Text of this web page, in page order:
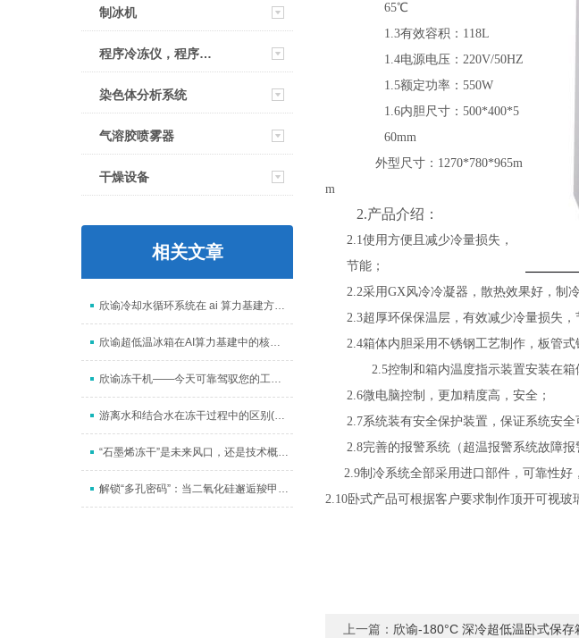
制冰机
程序冷冻仪，程序降温仪
染色体分析系统
气溶胶喷雾器
干燥设备
相关文章
欣谕冷却水循环系统在 ai 算力基建方面起到什么作用
欣谕超低温冰箱在AI算力基建中的核心作用
欣谕冻干机——今天可靠驾驭您的工艺，明天从容接入AI未来
游离水和结合水在冻干过程中的区别(升华干燥和解析干燥）
“石墨烯冻干”是未来风口，还是技术概念？深度拆解其价值锚点
解锁“多孔密码”：当二氧化硅邂逅羧甲基纤维素钠，一场冻干艺术如何织就纳米“海绵梦”
65℃
1.3有效容积： 118L
1.4电源电压： 220V/50HZ
1.5额定功率： 550W
1.6内胆尺寸： 500*400*5
60mm
外型尺寸： 1270*780*965m
m
2.产品介绍：
2.1使用方便且减少冷量损失，
节能；
2.2采用GX风冷冷凝器，散热效果好，制
2.3超厚环保保温层，有效减少冷量损失，
2.4箱体内胆采用不锈钢工艺制作，板管
2.5控制和箱内温度指示装置安装在
2.6微电脑控制，更加精度高，安全；
2.7系统装有安全保护装置，保证系统安全
2.8完善的报警系统（超温报警系统故障
2.9制冷系统全部采用进口部件，可靠性好
2.10卧式产品可根据客户要求制作顶开可视玻
上一篇： 欣谕-180°C 深冷超低温卧式保